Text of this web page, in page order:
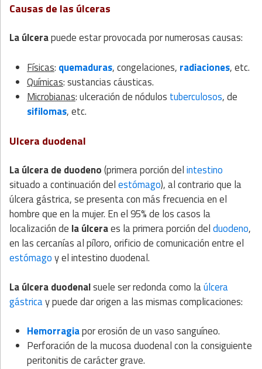
Causas de las úlceras
La úlcerapuede estar provocada por numerosas causas:
Físicas: quemaduras, congelaciones, radiaciones, etc.
Químicas: sustancias cáusticas.
Microbianas: ulceración de nódulos tuberculosos, de
sifilomas, etc.
Ulcera duodenal
La úlcera de duodeno(primera porción delintestino
situado a continuación delestómago), al contrario que la
úlcera gástrica, se presenta con más frecuencia en el
hombre que en la mujer. En el 95% de los casos la
localización de la úlceraes la primera porción delduodeno,
en las cercanías al píloro, orificio de comunicación entre el
estómagoy el intestino duodenal.
La úlcera duodenalsuele ser redonda como laúlcera
gástricay puede dar origen a las mismas complicaciones:
Hemorragiapor erosión de un vaso sanguíneo.
Perforación de la mucosa duodenal con la consiguiente
peritonitis de carácter grave.